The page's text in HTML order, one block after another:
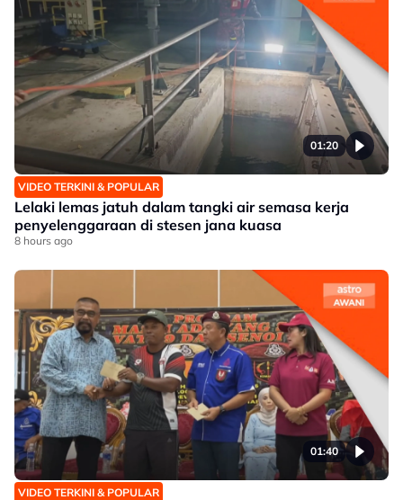
01:20
VIDEO TERKINI & POPULAR
Lelaki lemas jatuh dalam tangki air semasa kerja
penyelenggaraan di stesen jana kuasa
8 hours ago
01:40
VIDEO TERKINI & POPULAR